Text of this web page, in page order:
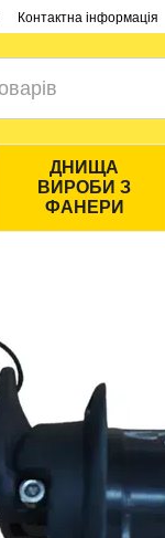
Контактна інформація
ДНИЩА
ВИРОБИ З
ФАНЕРИ